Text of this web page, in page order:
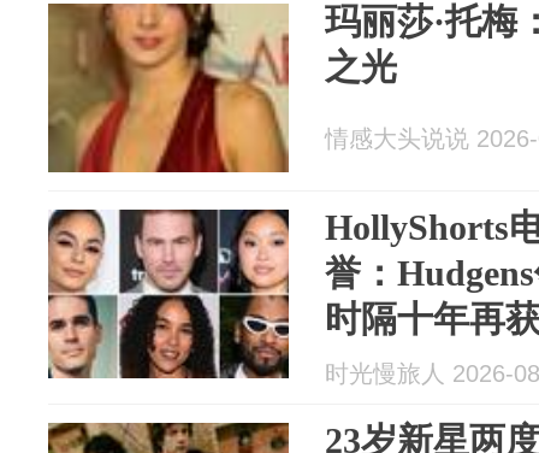
玛丽莎·托梅
之光
情感大头说说
HollyShorts
誉：
时隔十年再
时光慢旅人 2026-
23岁新星两